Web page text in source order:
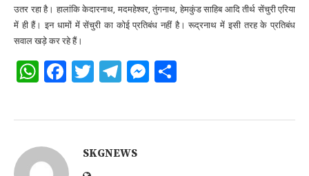
उतर रहा है। हालांकि केदारनाथ, मदमहेश्वर, तुंगनाथ, हेमकुंड साहिब आदि तीर्थ सेंचुरी एरिया
में ही हैं। इन धामों में सेंचुरी का कोई प्रतिबंध नहीं है। रूद्रनाथ में इसी तरह के प्रतिबंध
सवाल खड़े कर रहे हैं।
WhatsApp
Facebook
Twitter
Telegram
Messenger
SKGNEWS